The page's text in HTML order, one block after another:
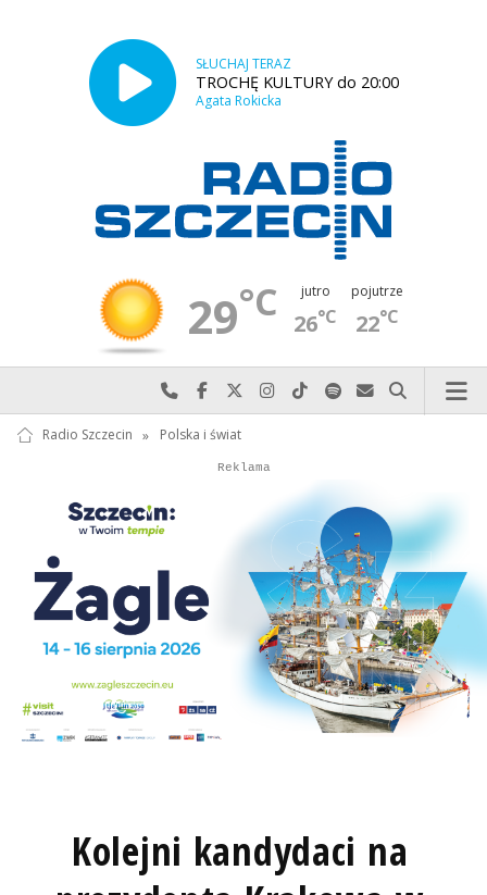
SŁUCHAJ TERAZ
TROCHĘ KULTURY do 20:00
Agata Rokicka
29°C jutro
26°C
pojutrze
22°C
Najlepiej po prostu do nas zadzwoń
Odwiedź nas na Facebook-u
Odwiedź nas na X
Odwiedź nas na Instagram-ie
Odwiedź nas na TikTok-u
Szukaj nas na Spotify
Wyślij do nas
Szukaj
Radio Szczecin » Polska i świat
Autopromocja
Reklama
Kolejni kandydaci na